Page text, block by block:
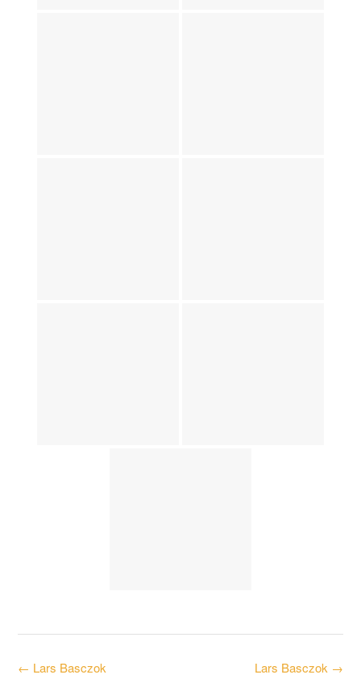
Post Lars Basczok →
← Lars Basczok